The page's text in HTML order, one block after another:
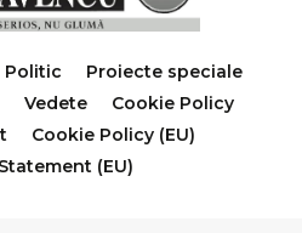
Politic
Proiecte speciale
Vedete
Cookie Policy
Cookie Policy (EU)
(EU)